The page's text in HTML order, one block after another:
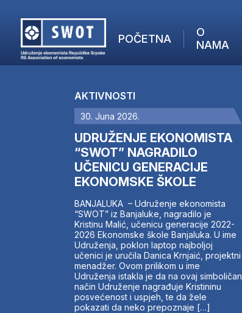
POČETNA
O
NAMA
AKTUELNO
ANALIZE
KOMPANIJE
FINANSIJE
IZ STRANIH MEDIJA
AKTIVNOSTI
SWOT INTERVJU
UČLANI SE
KONTAKT
AKTIVNOSTI
30. Juna 2026.
UDRUŽENJE EKONOMISTA
“SWOT” NAGRADILO
UČENICU GENERACIJE
EKONOMSKE ŠKOLE
BANJALUKA – Udruženje ekonomista
“SWOT” iz Banjaluke, nagradilo je
Kristinu Malić, učenicu generacije 2022-
2026 Ekonomske škole Banjaluka. U ime
Udruženja, poklon laptop najboljoj
učenici je uručila Danica Krnjaić, projektni
menadžer. Ovom prilikom u ime
Udruženja istakla je da na ovaj simboličan
način Udruženje nagrađuje Kristininu
posvećenost i uspjeh, te da žele
pokazati da neko prepoznaje […]